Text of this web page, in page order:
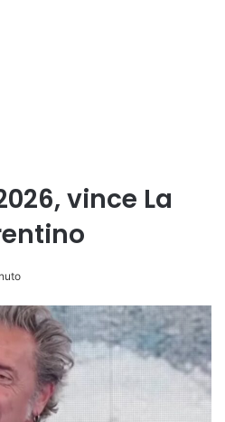
vince La